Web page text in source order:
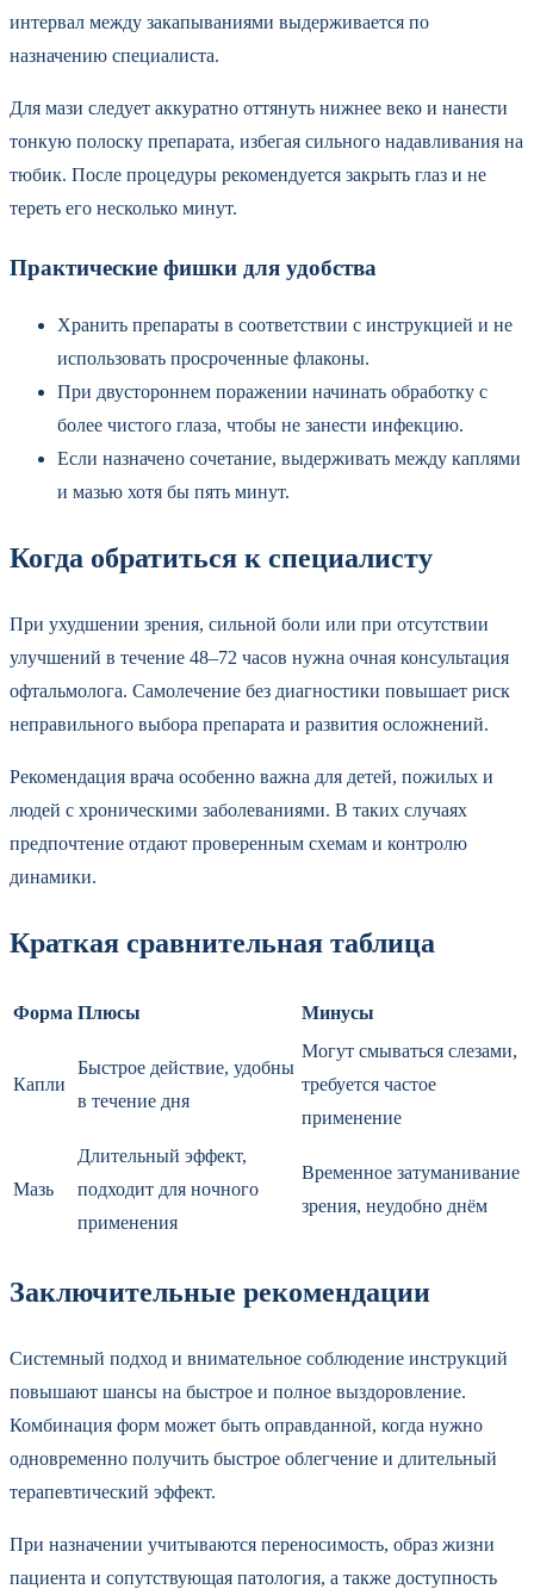
интервал между закапываниями выдерживается по
назначению специалиста.
Для мази следует аккуратно оттянуть нижнее веко и нанести
тонкую полоску препарата, избегая сильного надавливания на
тюбик. После процедуры рекомендуется закрыть глаз и не
тереть его несколько минут.
Практические фишки для удобства
Хранить препараты в соответствии с инструкцией и не
использовать просроченные флаконы.
При двустороннем поражении начинать обработку с
более чистого глаза, чтобы не занести инфекцию.
Если назначено сочетание, выдерживать между каплями
и мазью хотя бы пять минут.
Когда обратиться к специалисту
При ухудшении зрения, сильной боли или при отсутствии
улучшений в течение 48–72 часов нужна очная консультация
офтальмолога. Самолечение без диагностики повышает риск
неправильного выбора препарата и развития осложнений.
Рекомендация врача особенно важна для детей, пожилых и
людей с хроническими заболеваниями. В таких случаях
предпочтение отдают проверенным схемам и контролю
динамики.
Краткая сравнительная таблица
Форма Плюсы Минусы
Капли
Быстрое действие, удобны
в течение дня
Могут смываться слезами,
требуется частое
применение
Мазь
Длительный эффект,
подходит для ночного
применения
Временное затуманивание
зрения, неудобно днём
Заключительные рекомендации
Системный подход и внимательное соблюдение инструкций
повышают шансы на быстрое и полное выздоровление.
Комбинация форм может быть оправданной, когда нужно
одновременно получить быстрое облегчение и длительный
терапевтический эффект.
При назначении учитываются переносимость, образ жизни
пациента и сопутствующая патология, а также доступность